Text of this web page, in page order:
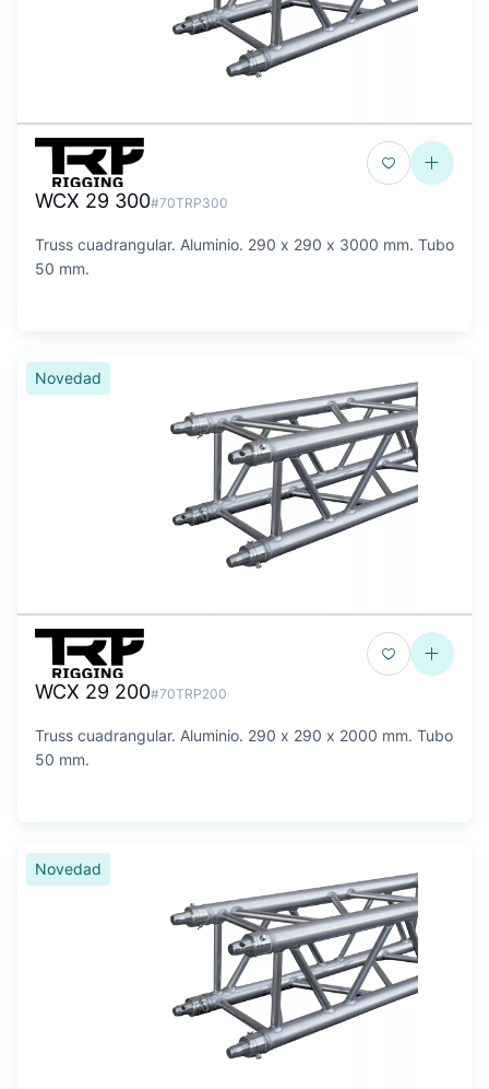
WCX 29 300#70TRP300
Truss cuadrangular. Aluminio. 290 x 290 x 3000 mm. Tubo
50 mm.
Novedad
WCX 29 200#70TRP200
Truss cuadrangular. Aluminio. 290 x 290 x 2000 mm. Tubo
50 mm.
Novedad